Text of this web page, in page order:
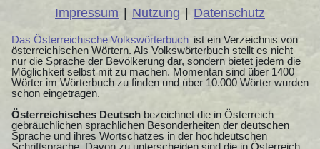
Impressum Nutzung Datenschutz
Das Österreichische Volkswörterbuch ist ein Verzeichnis von
österreichischen Wörtern. Als Volkswörterbuch stellt es nicht
nur die Sprache der Bevölkerung dar, sondern bietet jedem die
Möglichkeit selbst mit zu machen. Momentan sind über 1400
Wörter im Wörterbuch zu finden und über 10.000 Wörter wurden
schon eingetragen.
Österreichisches Deutsch bezeichnet die in Österreich
gebräuchlichen sprachlichen Besonderheiten der deutschen
Sprache und ihres Wortschatzes in der hochdeutschen